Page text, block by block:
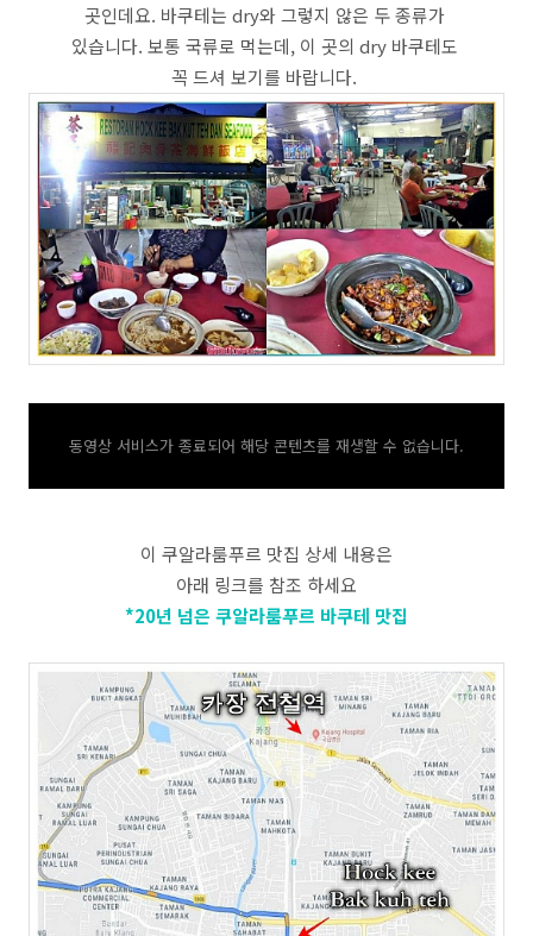
곳인데요. 바쿠테는 dry와 그렇지 않은 두 종류가
있습니다. 보통 국류로 먹는데, 이 곳의 dry 바쿠테도
꼭 드셔 보기를 바랍니다.
동영상 서비스가 종료되어 해당 콘텐츠를 재생할 수 없습니다.
이 쿠알라룸푸르 맛집 상세 내용은
아래 링크를 참조 하세요
*20년 넘은 쿠알라룸푸르 바쿠테 맛집